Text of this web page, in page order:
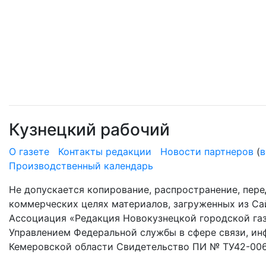
Кузнецкий рабочий
О газете Контакты редакции Новости партнеров (
Производственный календарь
Не допускается копирование, распространение,
коммерческих целях материалов, загруженных из
Ассоциация «Редакция Новокузнецкой городской
Управлением Федеральной службы в сфере связи,
Кемеровской области Свидетельство ПИ № ТУ42-